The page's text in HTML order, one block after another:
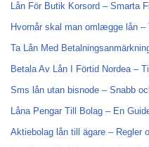
Lån För Butik Korsord – Smarta
Hvornår skal man omlægge lån
Ta Lån Med
Betala Av Lån I Förtid Nordea –
Sms lån utan bisnode – Snabb
Låna Pengar Till Bolag – En
Aktiebolag lån till ägare – Regler